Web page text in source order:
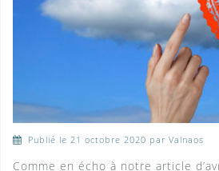
Publié le 21 octobre 2020 par Valnaos
Comme en écho à notre article